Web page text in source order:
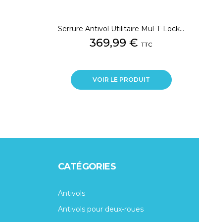
Serrure Antivol Utilitaire Mul-T-Lock...
Prix
369,99 € TTC
VOIR LE PRODUIT
CATÉGORIES
Antivols
Antivols pour deux-roues